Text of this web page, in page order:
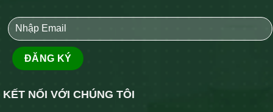
KẾT NỐI VỚI CHÚNG TÔI